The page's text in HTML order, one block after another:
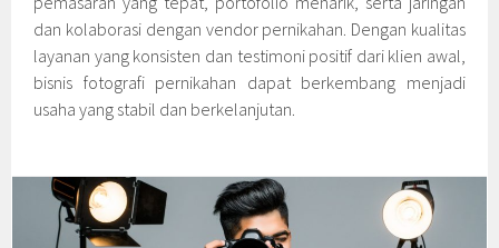
dan kolaborasi dengan vendor pernikahan. Dengan kualitas
layanan yang konsisten dan testimoni positif dari klien awal,
bisnis fotografi pernikahan dapat berkembang menjadi
usaha yang stabil dan berkelanjutan.